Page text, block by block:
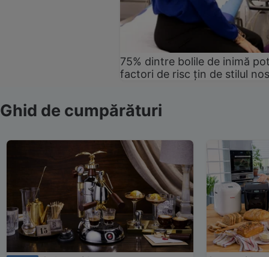
75% dintre bolile de inimă
factori de risc țin de stilul
Ghid de cumpărături